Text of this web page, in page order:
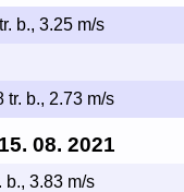
b., 3.25 m/s
tr. b., 2.73 m/s
08. 2021
b., 3.83 m/s